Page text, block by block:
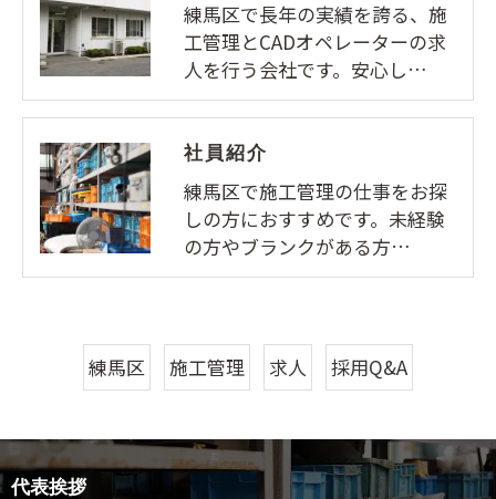
練馬区で長年の実績を誇る、施
工管理とCADオペレーターの求
人を行う会社です。安心し…
社員紹介
練馬区で施工管理の仕事をお探
しの方におすすめです。未経験
の方やブランクがある方…
練馬区 施工管理 求人 採用Q&A
代表挨拶